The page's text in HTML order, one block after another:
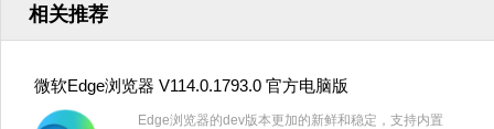
相关推荐
微软Edge浏览器 V114.0.1793.0 官方电脑版
Edge浏览器的dev版本更加的新鲜和稳定，支持内置